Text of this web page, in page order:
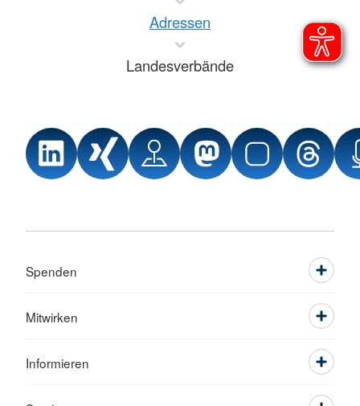
Adressen
Landesverbände
Spenden
Mitwirken
Informieren